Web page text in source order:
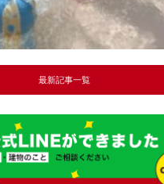
最新記事一覧